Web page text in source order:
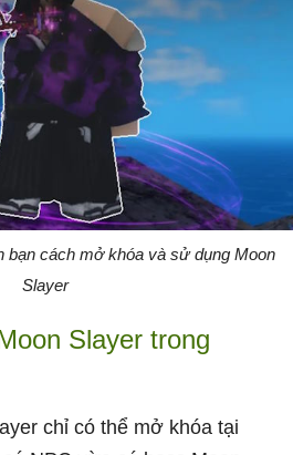
bạn cách mở khóa và sử dụng Moon
Slayer
Slayer trong
chỉ có thể mở khóa tại